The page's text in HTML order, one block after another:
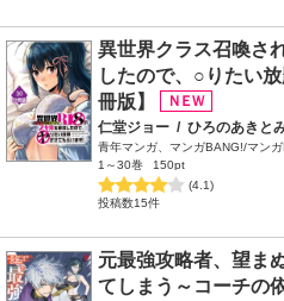
異世界クラス召喚さ
したので、○りたい
冊版】
仁堂ジョー / ひろのあきと
青年マンガ、マンガBANG!/マン
1～30巻
150pt
(4.1)
投稿数15件
元最強攻略者、望ま
てしまう～コーチの